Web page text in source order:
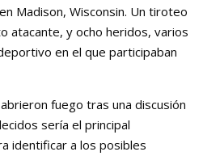
Madison, Wisconsin. Un tiroteo
atacante, y ocho heridos, varios
en el que participaban
fuego tras una discusión
sería el principal
identificar a los posibles